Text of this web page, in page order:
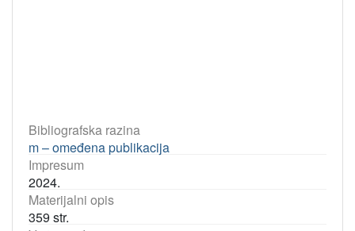
Bibliografska razina
m – omeđena publikacija
Impresum
2024.
Materijalni opis
359 str.